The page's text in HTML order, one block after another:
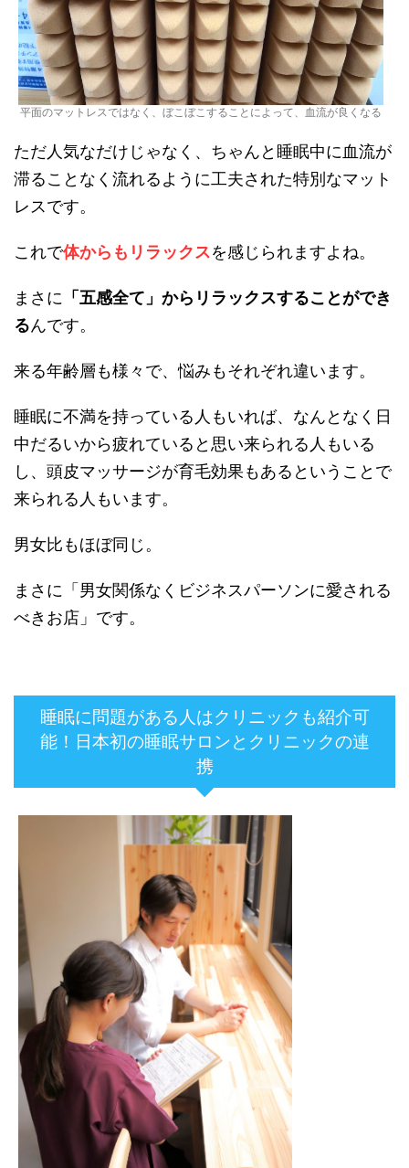
平面のマットレスではなく、ぼこぼこすることによって、血流が良くなる
ただ人気なだけじゃなく、ちゃんと睡眠中に血流が
滞ることなく流れるように工夫された特別なマット
レスです。
これで体からもリラックスを感じられますよね。
まさに 「五感全て」からリラックスすることができ
るんです。
来る年齢層も様々で、悩みもそれぞれ違います。
睡眠に不満を持っている人もいれば、なんとなく日
中だるいから疲れていると思い来られる人もいる
し、頭皮マッサージが育毛効果もあるということで
来られる人もいます。
男女比もほぼ同じ。
まさに「男女関係なくビジネスパーソンに愛される
べきお店」です。
睡眠に問題がある人はクリニックも紹介可
能！日本初の睡眠サロンとクリニックの連
携